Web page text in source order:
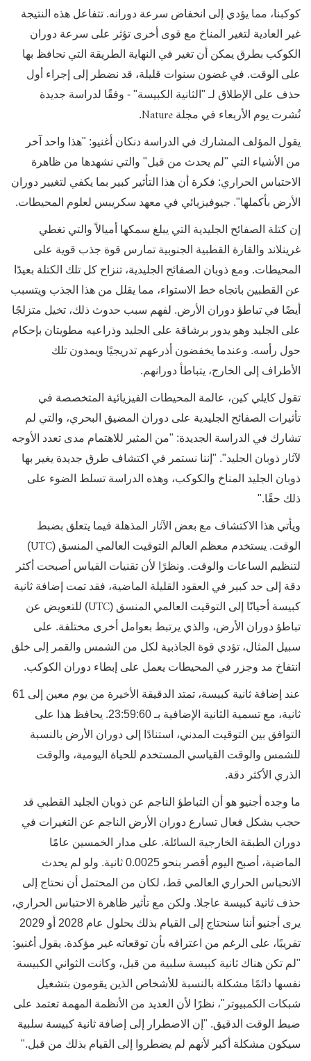
كوكبنا، مما يؤدي إلى انخفاض سرعة دورانه. تتفاعل هذه النتيجة
غير العادية لتغير المناخ مع قوى أخرى تؤثر على سرعة دوران
الكوكب بطرق يمكن أن تغير في النهاية الطريقة التي نحافظ بها
على الوقت. في غضون سنوات قليلة، قد نضطر إلى إجراء أول
حذف على الإطلاق لـ "الثانية الكبيسة" - وفقًا لدراسة جديدة
نُشرت يوم الأربعاء في مجلة Nature
.
يقول المؤلف المشارك في الدراسة دنكان أغنيو: "هذا واحد آخر
من الأشياء التي "لم يحدث من قبل" والتي نشهدها من ظاهرة
الاحتباس الحراري: فكرة أن هذا التأثير كبير بما يكفي لتغيير دوران
الأرض بأكملها". جيوفيزيائي في معهد سكريبس لعلوم المحيطات.
إن كتلة الصفائح الجليدية التي يبلغ سمكها أميالاً والتي تغطي
غرينلاند والقارة القطبية الجنوبية تمارس قوة جذب قوية على
المحيطات. ومع ذوبان الصفائح الجليدية، تنزاح كل تلك الكتلة بعيدًا
عن القطبين باتجاه خط الاستواء، مما يقلل من هذا الجذب ويتسبب
أيضًا في تباطؤ دوران الأرض. لفهم سبب حدوث ذلك، تخيل متزلجًا
على الجليد وهو يدور برشاقة على الجليد وذراعيه مطويتان بإحكام
حول رأسه. وعندما يخفضون أذرعهم تدريجيًا ويمدون تلك
الأطراف إلى الخارج، يتباطأ دورانهم.
تقول كايلي كين، عالمة المحيطات الفيزيائية المتخصصة في
تأثيرات الصفائح الجليدية على دوران المضيق البحري، والتي لم
تشارك في الدراسة الجديدة: "من المثير للاهتمام مدى تعدد الأوجه
لآثار ذوبان الجليد". "إننا نستمر في اكتشاف طرق جديدة يغير بها
ذوبان الجليد المناخ والكوكب، وهذه الدراسة تسلط الضوء على
ذلك حقًا."
ويأتي هذا الاكتشاف مع بعض الآثار المذهلة فيما يتعلق بضبط
الوقت. يستخدم معظم العالم التوقيت العالمي المنسق (UTC
)
لتنظيم الساعات والوقت. ونظرًا لأن تقنيات القياس أصبحت أكثر
دقة إلى حد كبير في العقود القليلة الماضية، فقد تمت إضافة ثانية
كبيسة أحيانًا إلى التوقيت العالمي المنسق (UTC) للتعويض عن
تباطؤ دوران الأرض، والذي يرتبط بعوامل أخرى مختلفة. على
سبيل المثال، تؤدي قوة الجاذبية لكل من الشمس والقمر إلى خلق
انتفاخ مد وجزر في المحيطات يعمل على إبطاء دوران الكوكب.
عند إضافة ثانية كبيسة، تمتد الدقيقة الأخيرة من يوم معين إلى 61
ثانية، مع تسمية الثانية الإضافية بـ 23:59:60. يحافظ هذا على
التوافق بين التوقيت المدني، استنادًا إلى دوران الأرض بالنسبة
للشمس والوقت القياسي المستخدم للحياة اليومية، والوقت
الذري الأكثر دقة.
ما وجده أجنيو هو أن التباطؤ الناجم عن ذوبان الجليد القطبي قد
حجب بشكل فعال تسارع دوران الأرض الناجم عن التغيرات في
دوران الطبقة الخارجية السائلة. على مدار الخمسين عامًا
الماضية، أصبح اليوم أقصر بنحو 0.0025 ثانية. ولو لم يحدث
الانحباس الحراري العالمي قط، لكان من المحتمل أن نحتاج إلى
حذف ثانية كبيسة عاجلا. ولكن مع تأثير ظاهرة الاحتباس الحراري،
يرى أجنيو أننا سنحتاج إلى القيام بذلك بحلول عام 2028 أو 2029
تقريبًا، على الرغم من اعترافه بأن توقعاته غير مؤكدة. يقول أغنيو:
"لم تكن هناك ثانية كبيسة سلبية من قبل، وكانت الثواني الكبيسة
نفسها دائمًا مشكلة بالنسبة للأشخاص الذين يقومون بتشغيل
شبكات الكمبيوتر"، نظرًا لأن العديد من الأنظمة المهمة تعتمد على
ضبط الوقت الدقيق. "إن الاضطرار إلى إضافة ثانية كبيسة سلبية
سيكون مشكلة أكبر لأنهم لم يضطروا إلى القيام بذلك من قبل."